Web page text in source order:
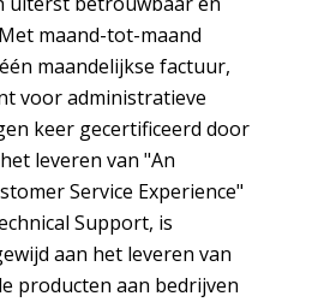
maand-tot-maand
maandelijkse factuur,
voor administratieve
keer gecertificeerd door
leveren van "An
Service Experience"
Support, is
aan het leveren van
producten aan bedrijven